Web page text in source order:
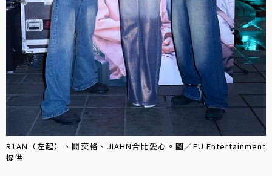
R1AN（左起）、閻奕格、JIAHN合比愛心。圖／FU Entertainment
提供